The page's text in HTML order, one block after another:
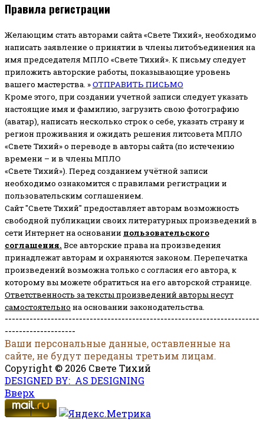
Правила регистрации
Желающим стать авторами сайта «Свете Тихий», необходимо
написать заявление о принятии в члены литобъединения на
имя председателя МПЛО «Свете Тихий». К письму следует
приложить авторские работы, показывающие уровень
вашего мастерства. »ОТПРАВИТЬ ПИСЬМО
Кроме этого, при создании учетной записи следует указать
настоящие имя и фамилию, загрузить свою фотографию
(аватар), написать несколько строк о себе, указать страну и
регион проживания и ожидать решения литсовета МПЛО
«Свете Тихий» о переводе в авторы сайта (по истечению
времени – и в члены МПЛО
«Свете Тихий»). Перед созданием учётной записи
необходимо ознакомится с правилами регистрации и
пользовательским соглашением.
Сайт "Свете Тихий" предоставляет авторам возможность
свободной публикации своих литературных произведений в
сети Интернет на основании пользовательского
соглашения. Все авторские права на произведения
принадлежат авторам и охраняются законом. Перепечатка
произведений возможна только с согласия его автора, к
которому вы можете обратиться на его авторской странице.
Ответственность за тексты произведений авторы несут
самостоятельно на основании законодательства.
------------------------------------------------------------------------
--------------------
Ваши персональные данные, оставленные на
сайте, не будут переданы третьим лицам.
Copyright © 2026 Свете Тихий
DESIGNED BY: AS DESIGNING
Вверх